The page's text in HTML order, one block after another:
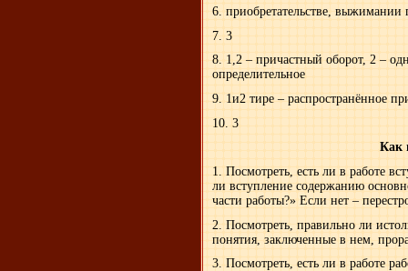
6. приобретательстве, выжимании
7. 3
8. 1,2 – причастный оборот, 2 –
определительное
9. 1и2 тире – распространённое
10. 3
Как
1. Посмотреть, есть ли в работе
ли вступление содержанию
части работы?» Если нет –
2. Посмотреть, правильно ли
понятия, заключенные в нем,
3. Посмотреть, есть ли в работе